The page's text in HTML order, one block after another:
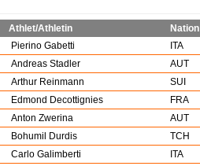
Athlet/Athletin Nation
Pierino Gabetti ITA
Andreas Stadler AUT
Arthur Reinmann SUI
Edmond Decottignies FRA
Anton Zwerina AUT
Bohumil Durdis TCH
Carlo Galimberti ITA